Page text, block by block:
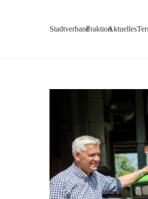
StadtverbandFraktionAktuelles